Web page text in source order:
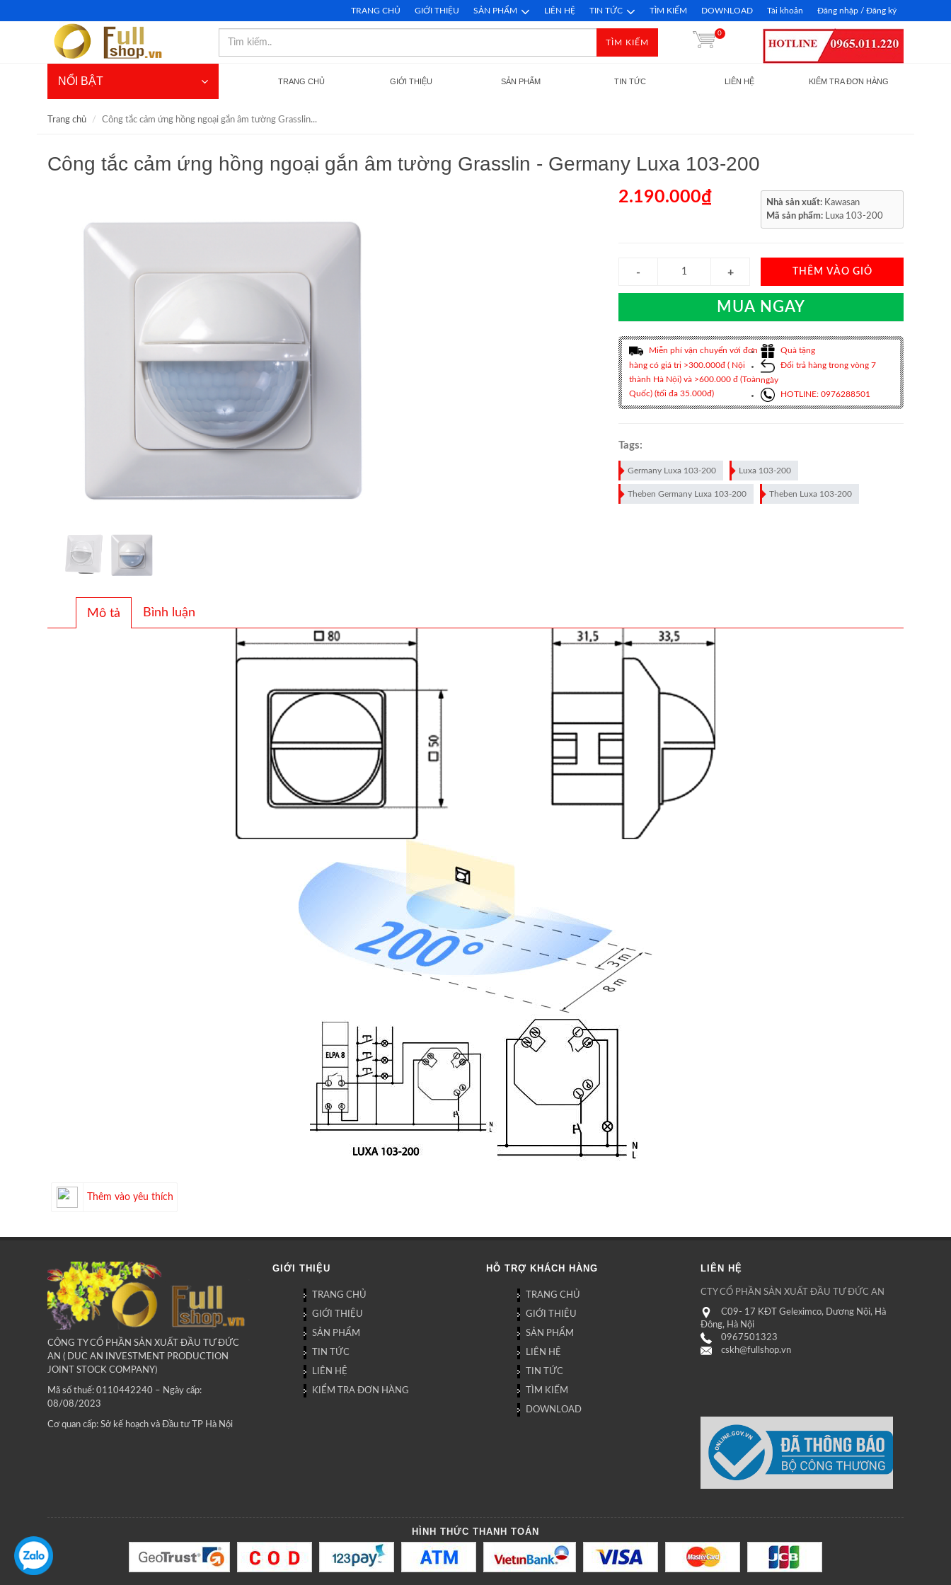
TRANG CHỦ GIỚI THIỆU SẢN PHẨM LIÊN HỆ TIN TỨC TÌM KIẾM DOWNLOAD Tài khoản Đăng nhập / Đăng ký
TÌM KIẾM
0
NỔI BẬT TRANG CHỦ GIỚI THIỆU SẢN PHẨM TIN TỨC LIÊN HỆ KIỂM TRA ĐƠN HÀNG
Trang chủ Công tắc cảm ứng hồng ngoại gắn âm tường Grasslin...
Công tắc cảm ứng hồng ngoại gắn âm tường Grasslin - Germany Luxa 103-200
2.190.000₫ Nhà sản xuất: Kawasan
Mã sản phẩm: Luxa 103-200
THÊM VÀO GIỎ
MUA NGAY
Miễn phí vận chuyển với đơn
hàng có giá trị >300.000đ ( Nội
thành Hà Nội) và >600.000 đ (Toàn
Quốc) (tối đa 35.000đ)
Quà tặng
Đổi trả hàng trong vòng 7
ngày
HOTLINE: 0976288501
Tags:
Germany Luxa 103-200 Luxa 103-200
Theben Germany Luxa 103-200 Theben Luxa 103-200
Mô tả Bình luận
Thêm vào yêu thích
CÔNG TY CỔ PHẦN SẢN XUẤT ĐẦU TƯ ĐỨC
AN ( DUC AN INVESTMENT PRODUCTION
JOINT STOCK COMPANY)
Mã số thuế: 0110442240 – Ngày cấp:
08/08/2023
Cơ quan cấp: Sở kế hoạch và Đầu tư TP Hà Nội
GIỚI THIỆU
TRANG CHỦ
GIỚI THIỆU
SẢN PHẨM
TIN TỨC
LIÊN HỆ
KIỂM TRA ĐƠN HÀNG
HỖ TRỢ KHÁCH HÀNG
TRANG CHỦ
GIỚI THIỆU
SẢN PHẨM
LIÊN HỆ
TIN TỨC
TÌM KIẾM
DOWNLOAD
LIÊN HỆ
CTY CỔ PHẦN SẢN XUẤT ĐẦU TƯ ĐỨC AN
C09- 17 KĐT Geleximco, Dương Nội, Hà
Đông, Hà Nội
0967501323
cskh@fullshop.vn
HÌNH THỨC THANH TOÁN